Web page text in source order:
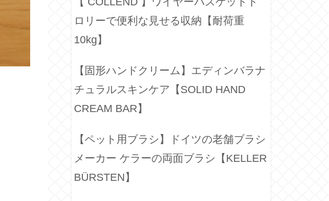
ロリーで便利な見せる収納【耐荷重
10kg】
【固形ハンドクリーム】エディンバラナ
チュラルスキンケア【SOLID HAND
CREAM BAR】
【ペット用ブラシ】ドイツの老舗ブラシ
メーカー ケラーの両面ブラシ【KELLER
BÜRSTEN】